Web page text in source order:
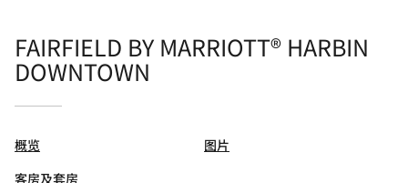
FAIRFIELD BY MARRIOTT® HARBIN
DOWNTOWN
概览
客房及套房
图片